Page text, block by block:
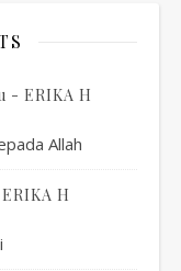
- ERIKA H
Allah
H